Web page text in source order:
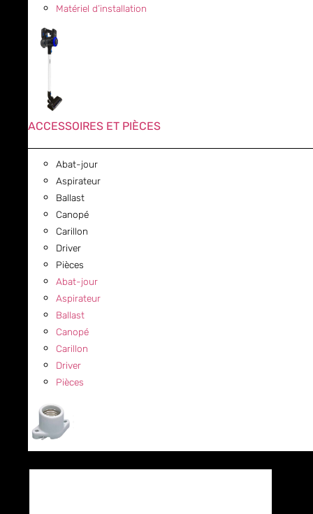
Matériel d’installation
ACCESSOIRES ET PIÈCES
Abat-jour
Aspirateur
Ballast
Canopé
Carillon
Driver
Pièces
Abat-jour
Aspirateur
Ballast
Canopé
Carillon
Driver
Pièces